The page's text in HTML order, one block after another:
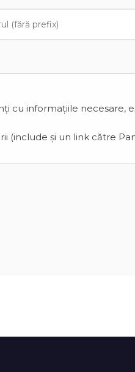
cu informațiile necesare,
(include și un link către